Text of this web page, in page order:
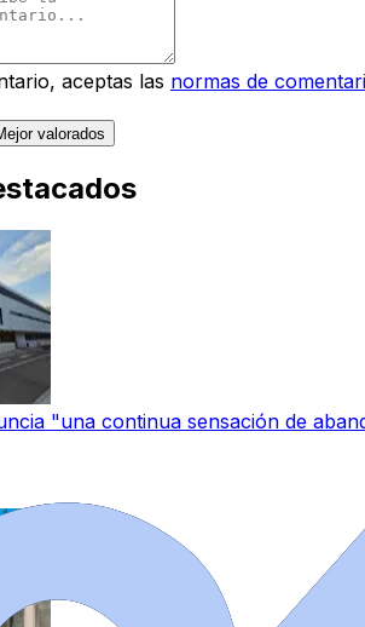
aceptas las normas de
valorados
"una continua sensación de